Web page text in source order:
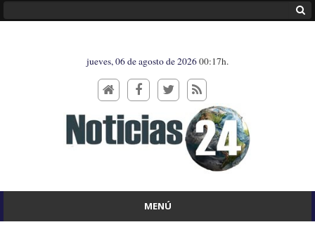
jueves, 06 de agosto de 202600:17h.
MENÚ